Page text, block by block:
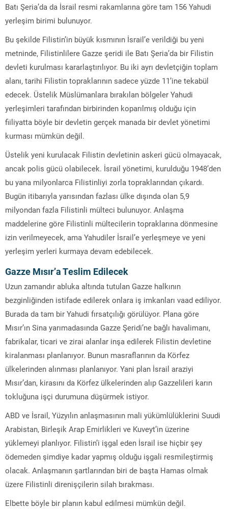
Batı Şeria’da da İsrail resmi rakamlarına göre tam 156 Yahudi
yerleşim birimi bulunuyor.
Bu şekilde Filistin’in büyük kısmının İsrail’e verildiği bu yeni
metninde, Filistinlilere Gazze şeridi ile Batı Şeria’da bir Filistin
devleti kurulması kararlaştırılıyor. Bu iki ayrı devletçiğin toplam
alanı, tarihi Filistin topraklarının sadece yüzde 11’ine tekabül
edecek. Üstelik Müslümanlara bırakılan bölgeler Yahudi
yerleşimleri tarafından birbirinden koparılmış olduğu için
fiiliyatta böyle bir devletin gerçek manada bir devlet yönetimi
kurması mümkün değil.
Üstelik yeni kurulacak Filistin devletinin askeri gücü olmayacak,
ancak polis gücü olabilecek. İsrail yönetimi, kurulduğu 1948’den
bu yana milyonlarca Filistinliyi zorla topraklarından çıkardı.
Bugün itibarıyla yarısından fazlası ülke dışında olan 5,9
milyondan fazla Filistinli mülteci bulunuyor. Anlaşma
maddelerine göre Filistinli mültecilerin topraklarına dönmesine
izin verilmeyecek, ama Yahudiler İsrail’e yerleşmeye ve yeni
yerleşim yerleri kurmaya devam edebilecek.
Gazze Mısır’a Teslim Edilecek
Uzun zamandır abluka altında tutulan Gazze halkının
bezginliğinden istifade edilerek onlara iş imkanları vaad ediliyor.
Burada da tam bir Yahudi fırsatçılığı görülüyor. Plana göre
Mısır’ın Sina yarımadasında Gazze Şeridi’ne bağlı havalimanı,
fabrikalar, ticari ve zirai alanlar inşa edilerek Filistin devletine
kiralanması planlanıyor. Bunun masraflarının da Körfez
ülkelerinden alınması planlanıyor. Yani plan İsrail araziyi
Mısır’dan, kirasını da Körfez ülkelerinden alıp Gazzelileri karın
tokluğuna işçi durumuna düşürmek istiyor.
ABD ve İsrail, Yüzyılın anlaşmasının mali yükümlülüklerini Suudi
Arabistan, Birleşik Arap Emirlikleri ve Kuveyt’in üzerine
yüklemeyi planlıyor. Filistin’i işgal eden İsrail ise hiçbir şey
ödemeden şimdiye kadar yapmış olduğu işgali resmileştirmiş
olacak. Anlaşmanın şartlarından biri de başta Hamas olmak
üzere Filistinli direnişçilerin silah bırakması.
Elbette böyle bir planın kabul edilmesi mümkün değil.